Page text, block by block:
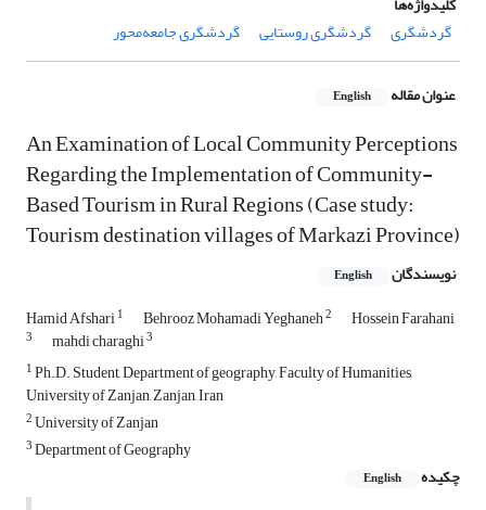
گردشگری
گردشگری روستایی گردشگری جامعه‌محور
عنوان مقاله English
An Examination of Local Community Perceptions
Regarding the Implementation of Community-
Based Tourism in Rural Regions (Case study:
Tourism destination villages of Markazi Province)
نویسندگان English
Hamid Afshari1 Behrooz Mohamadi Yeghaneh2 Hossein Farahani
3 mahdi charaghi3
1Ph.D. Student, Department of geography, Faculty of Humanities,
University of Zanjan, Zanjan, Iran
2University of Zanjan
3Department of Geography
چکیده
English